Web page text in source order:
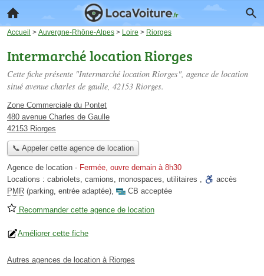
Accueil > Auvergne-Rhône-Alpes > Loire > Riorges
Intermarché location Riorges
Cette fiche présente "Intermarché location Riorges", agence de location
situé avenue charles de gaulle, 42153 Riorges.
Zone Commerciale du Pontet
480 avenue Charles de Gaulle
42153 Riorges
📞 Appeler cette agence de location
Agence de location - Fermée, ouvre demain à 8h30
Locations : cabriolets, camions, monospaces, utilitaires ,
accès
PMR (parking, entrée adaptée), CB acceptée
Recommander cette agence de location
Améliorer cette fiche
Autres agences de location à Riorges